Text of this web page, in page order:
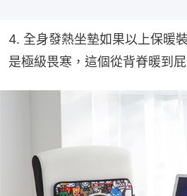
4. 全身發熱坐墊如果以上保暖
是極級畏寒，這個從背脊暖到